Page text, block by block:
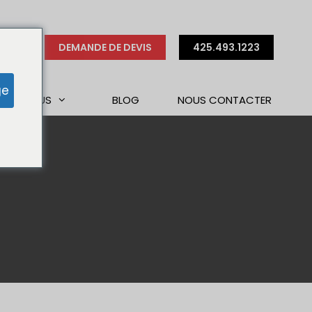
DEMANDE DE DEVIS 425.493.1223
DE NOUS BLOG NOUS CONTACTER